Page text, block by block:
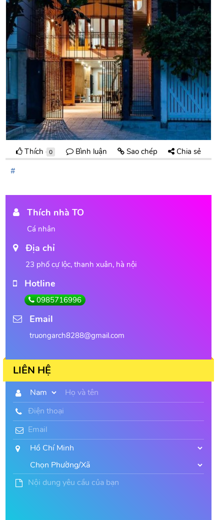
Thích 0 Bình luận Sao chép Chia sẻ
Thích nhà TO
Cá nhân
Địa chỉ
23 phố cự lộc, thanh xuân, hà nội
Hotline
0985716996
Email
truongarch8288@gmail.com
LIÊN HỆ